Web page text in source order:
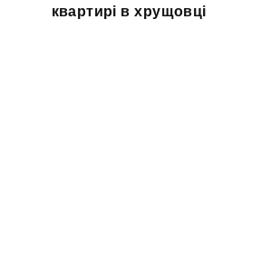
квартирі в хрущовці